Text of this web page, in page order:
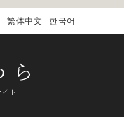
繁体中文 한국어